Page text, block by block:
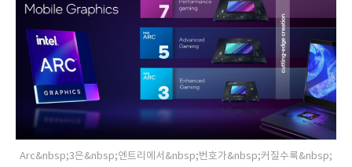
Arc&nbsp;3은&nbsp;엔트리에서&nbsp;번호가&nbsp;커질수록&nbsp;